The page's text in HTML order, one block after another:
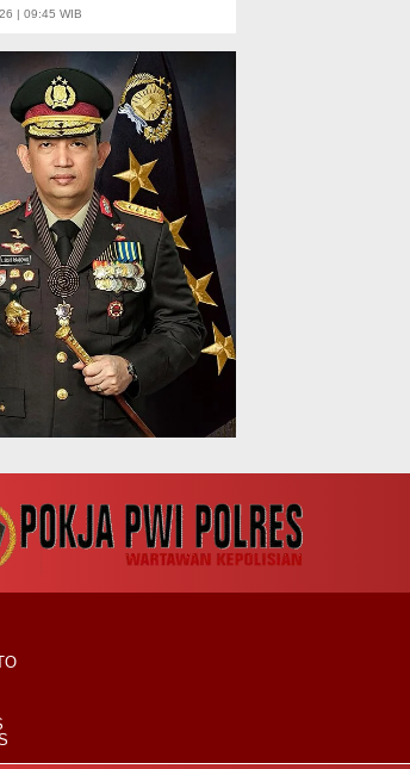
| 09:45 WIB